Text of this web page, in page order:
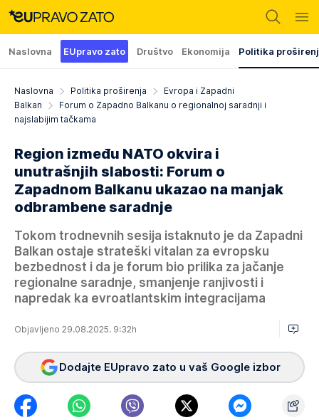
Naslovna EUpravo zato Društvo Ekonomija Politika
Naslovna Politika proširenja
Evropa i Zapadni
Balkan
Forum o Zapadno Balkanu o regionalnoj saradnji i
najslabijim tačkama
Region između NATO okvira i
unutrašnjih slabosti: Forum o
Zapadnom Balkanu ukazao na manjak
odbrambene saradnje
Tokom trodnevnih sesija istaknuto je da Zapadni
Balkan ostaje strateški vitalan za evropsku
bezbednost i da je forum bio prilika za jačanje
regionalne saradnje, smanjenje ranjivosti i
napredak ka evroatlantskim integracijama
Objavljeno 29.08.2025. 9:32h
Dodajte EUpravo zato u vaš Google izbor